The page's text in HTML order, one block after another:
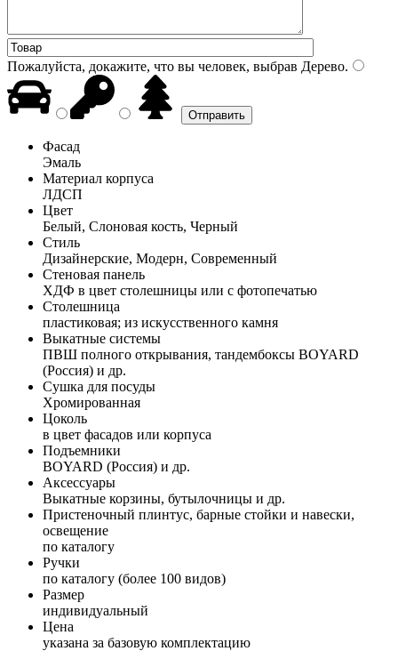
Пожалуйста, докажите, что вы человек, выбрав Дерево.
Фасад
Эмаль
Материал корпуса
ЛДСП
Цвет
Белый, Слоновая кость, Черный
Стиль
Дизайнерские, Модерн, Современный
Стеновая панель
ХДФ в цвет столешницы или с фотопечатью
Столешница
пластиковая; из искусственного камня
Выкатные системы
ПВШ полного открывания, тандембоксы BOYARD
(Россия) и др.
Сушка для посуды
Хромированная
Цоколь
в цвет фасадов или корпуса
Подъемники
BOYARD (Россия) и др.
Аксессуары
Выкатные корзины, бутылочницы и др.
Пристеночный плинтус, барные стойки и навески,
освещение
по каталогу
Ручки
по каталогу (более 100 видов)
Размер
индивидуальный
Цена
указана за базовую комплектацию